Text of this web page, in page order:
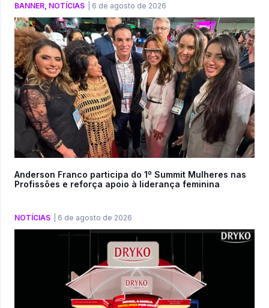
BANNER NOTÍCIAS 6 de agosto de 2026
Anderson Franco participa do 1º Summit Mulheres nas
Profissões e reforça apoio à liderança feminina
NOTÍCIAS 6 de agosto de 2026